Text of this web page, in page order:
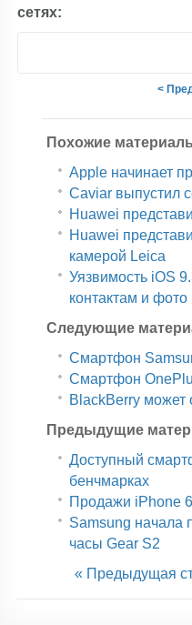
сетях:
<
Похожие
Apple начинает
Caviar выпустил
Huawei
Huawei
камерой Leica
Уязвимость iOS
контактам и фото
Следующие
Смартфон
Смартфон
BlackBerry может
Предыдущие
Доступный
бенчмарках
Продажи iPhone
Samsung начала
часы Gear S2
« Предыдущая